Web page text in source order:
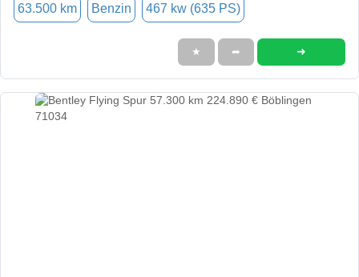
63.500 km Benzin 467 kw (635 PS)
★ ➦ ➜